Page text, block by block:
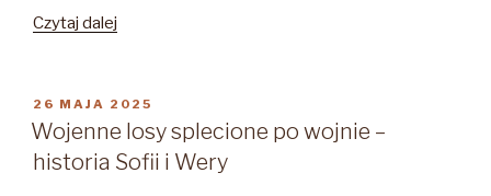
Czytaj dalej
w
cieniu
historii,
OPUBLIKOWANE
W
26 MAJA 2025
Wojenne losy splecione po wojnie –
historia Sofii i Wery